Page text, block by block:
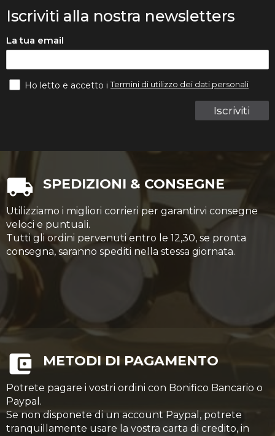
Iscriviti alla nostra newsletters
La tua email
Iscriviti
Ho letto e accetto iTermini di utilizzo dei dati personali
SPEDIZIONI & CONSEGNE
Utilizziamo i migliori corrieri per garantirvi consegne
veloci e puntuali.
Tutti gli ordini pervenuti entro le 12,30, se pronta
consegna, saranno spediti nella stessa giornata.
METODI DI PAGAMENTO
Potrete pagare i vostri ordini con Bonifico Bancario o
Paypal.
Se non disponete di un account Paypal, potrete
tranquillamente usare la vostra carta di credito, in